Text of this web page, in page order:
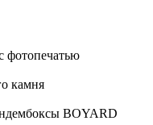
фотопечатью
камня
BOYARD